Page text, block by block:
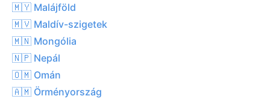
🇲🇾 Malájföld
🇲🇻 Maldív-szigetek
🇲🇳 Mongólia
🇳🇵 Nepál
🇴🇲 Omán
🇦🇲 Örményország